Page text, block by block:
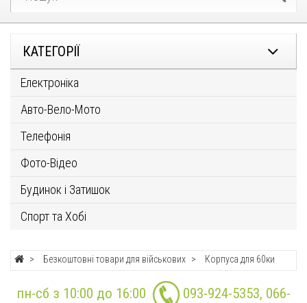
КАТЕГОРІЇ
Електроніка
Авто-Вело-Мото
Телефонія
Фото-Відео
Будинок і Затишок
Спорт та Хобі
Безкоштовні товари для військових Корпуса для 60ки
пн-сб з 10:00 до 16:00 093-924-5353, 066-